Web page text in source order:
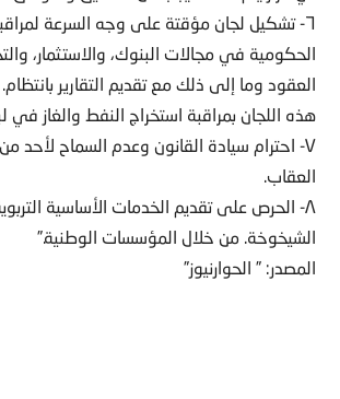
٦- تشكيل لجان مؤقتة على وجه السرعة
الحكومية في مجالات البنوك، والاستثمار،
العقود وما إلى ذلك مع تقديم التقارير
هذه اللجان بمراقبة استخراج النفط والغاز في
٧- احترام سيادة القانون وعدم السماح لأحد
العقاب.
٨- الحرص على تقديم الخدمات الأساسية
الشيخوخة. من خلال المؤسسات الوطنية.”
المصدر: ” الحوارنيوز”